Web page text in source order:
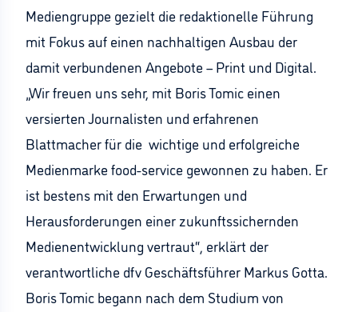
Mediengruppe gezielt die redaktionelle Führung
mit Fokus auf einen nachhaltigen Ausbau der
damit verbundenen Angebote – Print und Digital.
„Wir freuen uns sehr, mit Boris Tomic einen
versierten Journalisten und erfahrenen
Blattmacher für die wichtige und erfolgreiche
Medienmarke food-service gewonnen zu haben. Er
ist bestens mit den Erwartungen und
Herausforderungen einer zukunftssichernden
Medienentwicklung vertraut“, erklärt der
verantwortliche dfv Geschäftsführer Markus Gotta.
Boris Tomic begann nach dem Studium von